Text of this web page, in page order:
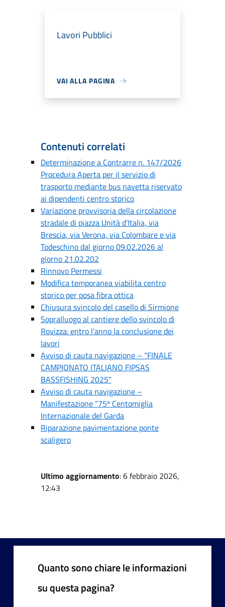
Lavori Pubblici
VAI ALLA PAGINA
Contenuti correlati
Determinazione a Contrarre n. 147/2026
Procedura Aperta per il servizio di
trasporto mediante bus navetta riservato
ai dipendenti centro storico
Variazione provvisoria della circolazione
stradale di piazza Unità d’Italia, via
Brescia, via Verona, via Colombare e via
Todeschino dal giorno 09.02.2026 al
giorno 21.02.202
Rinnovo Permessi
Modifica temporanea viabilita centro
storico per posa fibra ottica
Chiusura svincolo del casello di Sirmione
Sopralluogo al cantiere dello svincolo di
Rovizza: entro l’anno la conclusione dei
lavori
Avviso di cauta navigazione – “FINALE
CAMPIONATO ITALIANO FIPSAS
BASSFISHING 2025”
Avviso di cauta navigazione –
Manifestazione “75ª Centomiglia
Internazionale del Garda
Riparazione pavimentazione ponte
scaligero
Ultimo aggiornamento: 6 febbraio 2026,
12:43
Quanto sono chiare le informazioni
su questa pagina?